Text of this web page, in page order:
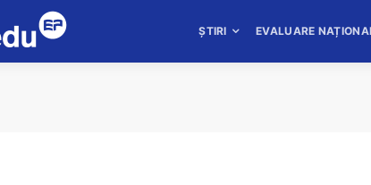
ȘTIRI EVALUARE